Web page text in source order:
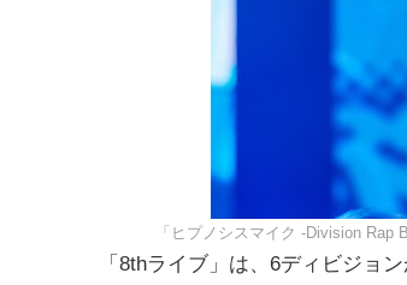
「ヒプノシスマイク -Division
「8thライブ」は、6ディビジョ